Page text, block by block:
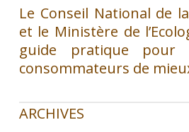
Le Conseil National de
et le Ministère de
guide pratique pour
consommateurs de
ARCHIVES